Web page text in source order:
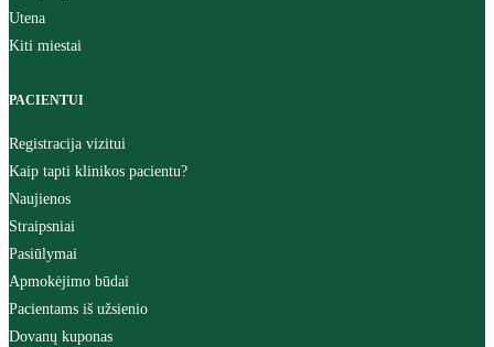
Utena
Kiti miestai
PACIENTUI
Registracija vizitui
Kaip tapti klinikos pacientu?
Naujienos
Straipsniai
Pasiūlymai
Apmokėjimo būdai
Pacientams iš užsienio
Dovanų kuponas